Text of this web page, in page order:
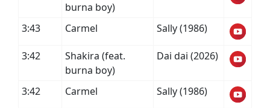
burna boy)
3:43 Carmel Sally (1986)
3:42
Shakira (feat.
burna boy)
Dai dai (2026)
3:42 Carmel Sally (1986)